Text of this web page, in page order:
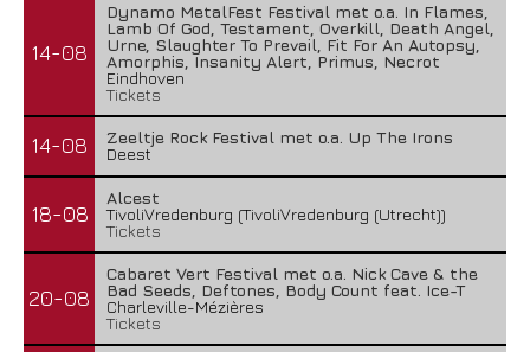
14-08
Dynamo MetalFest Festival met o.a. In Flames,
Lamb Of God, Testament, Overkill, Death Angel,
Urne, Slaughter To Prevail, Fit For An Autopsy,
Amorphis, Insanity Alert, Primus, Necrot
Eindhoven
Tickets
14-08
Zeeltje Rock Festival met o.a. Up The Irons
Deest
18-08
Alcest
TivoliVredenburg (TivoliVredenburg (Utrecht))
Tickets
20-08
Cabaret Vert Festival met o.a. Nick Cave & the
Bad Seeds, Deftones, Body Count feat. Ice-T
Charleville-Mézières
Tickets